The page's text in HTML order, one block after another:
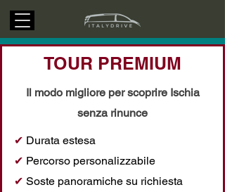
TOUR PREMIUM
Il modo migliore per scoprire Ischia
senza rinunce
✔ Durata estesa
✔ Percorso personalizzabile
✔ Soste panoramiche su richiesta